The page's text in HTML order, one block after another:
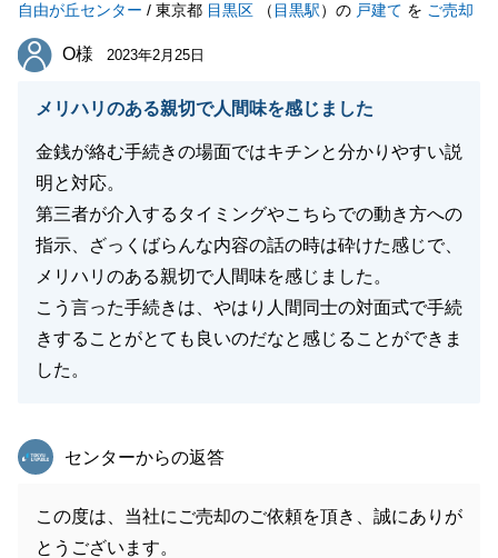
自由が丘センター / 東京都 目黒区 （ 目黒駅）の 戸建て を ご売却
O様
O様 2023年2月25日
メリハリのある親切で人間味を感じました
金銭が絡む手続きの場面ではキチンと分かりやすい説
明と対応。
第三者が介入するタイミングやこちらでの動き方への
指示、ざっくばらんな内容の話の時は砕けた感じで、
メリハリのある親切で人間味を感じました。
こう言った手続きは、やはり人間同士の対面式で手続
きすることがとても良いのだなと感じることができま
した。
東急リバブル
センターからの返答
この度は、当社にご売却のご依頼を頂き、誠にありが
とうございます。